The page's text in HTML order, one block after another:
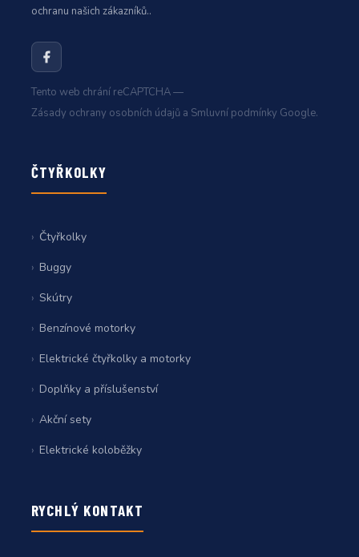
ochranu našich zákazníků..
Tento web chrání reCAPTCHA —
Zásady ochrany osobních údajů a Smluvní podmínky Google.
ČTYŘKOLKY
Čtyřkolky
Buggy
Skútry
Benzínové motorky
Elektrické čtyřkolky a motorky
Doplňky a příslušenství
Akční sety
Elektrické koloběžky
RYCHLÝ KONTAKT